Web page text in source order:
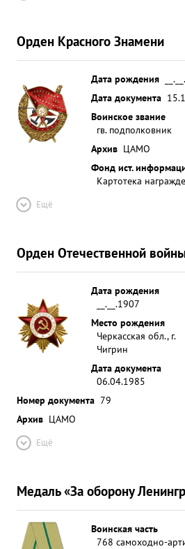
Орден Красного Знамени
Дата рождения
Дата документа
Воинское звание
гв. подполковник
Архив ЦАМО
Фонд ист.
Картотека
Ещё
Орден Отечественной
Дата рождения
__.__.1907
Место рождения
Черкасская обл., г.
Чигрин
Дата документа
06.04.1985
Номер документа 79
Архив ЦАМО
Ещё
Медаль «За оборону
Воинская часть
768 самоходно-